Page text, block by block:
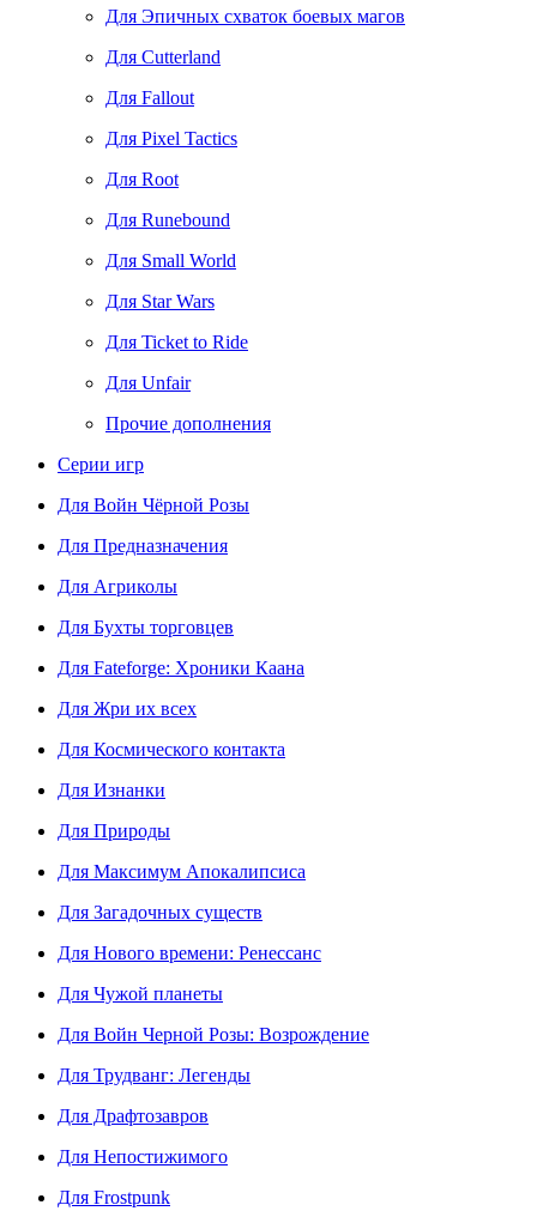
Для Эпичных схваток боевых магов
Для Cutterland
Для Fallout
Для Pixel Tactics
Для Root
Для Runebound
Для Small World
Для Star Wars
Для Ticket to Ride
Для Unfair
Прочие дополнения
Серии игр
Для Войн Чёрной Розы
Для Предназначения
Для Агриколы
Для Бухты торговцев
Для Fateforge: Хроники Каана
Для Жри их всех
Для Космического контакта
Для Изнанки
Для Природы
Для Максимум Апокалипсиса
Для Загадочных существ
Для Нового времени: Ренессанс
Для Чужой планеты
Для Войн Черной Розы: Возрождение
Для Трудванг: Легенды
Для Драфтозавров
Для Непостижимого
Для Frostpunk